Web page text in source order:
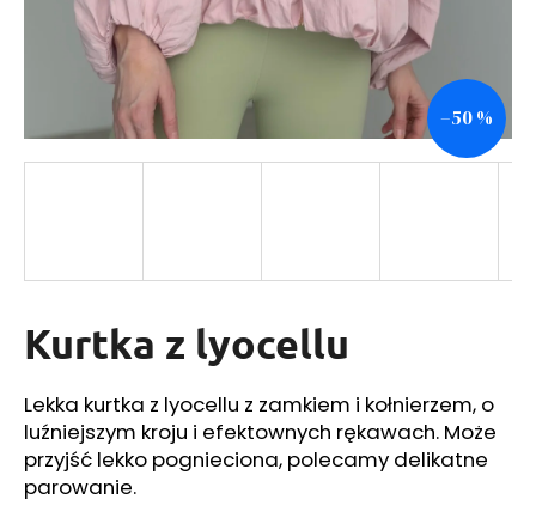
Kurtka z lyocellu
Lekka kurtka z lyocellu z zamkiem i kołnierzem, o
luźniejszym kroju i efektownych rękawach. Może
przyjść lekko pognieciona, polecamy delikatne
parowanie.
–50 %
SZUKAJ
e
a
m